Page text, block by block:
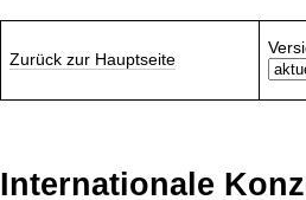
Zurück zur Hauptseite
Internationale